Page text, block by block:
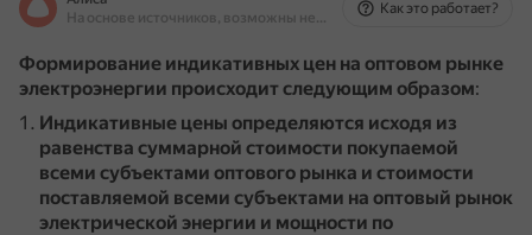
На основе источников, возможны неточности
Как это работает?
Формирование индикативных цен на оптовом рынке
электроэнергии происходит следующим образом:
Индикативные цены определяются исходя из
равенства суммарной стоимости покупаемой
всеми субъектами оптового рынка и стоимости
поставляемой всеми субъектами на оптовый рынок
электрической энергии и мощности по